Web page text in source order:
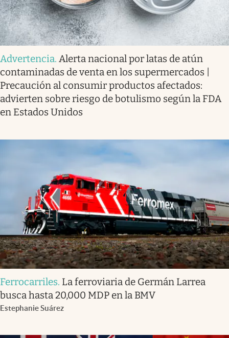
Advertencia. Alerta nacional por latas de atún
contaminadas de venta en los supermercados |
Precaución al consumir productos afectados:
advierten sobre riesgo de botulismo según la FDA
en Estados Unidos
Ferrocarriles. La ferroviaria de Germán Larrea
busca hasta 20,000 MDP en la BMV
Estephanie Suárez